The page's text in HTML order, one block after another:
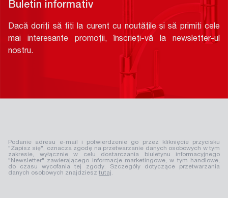
Buletin informativ
Dacă doriți să fiți la curent cu noutățile și să primiți cele
mai interesante promoții, înscrieți-vă la newsletter-ul
nostru.
Podanie adresu e-mail i potwierdzenie go przez kliknięcie przycisku
"Zapisz się", oznacza zgodę na przetwarzanie danych osobowych w tym
zakresie, wyłącznie w celu dostarczania biuletynu informacyjnego
"Newsletter" zawierającego informacje marketingowe, w tym handlowe,
do czasu wycofania tej zgody. Szczegóły dotyczące przetwarzania
danych osobowych znajdziesz tutaj.